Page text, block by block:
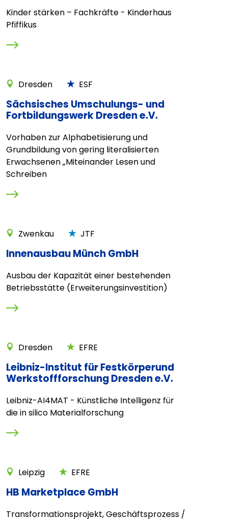
Kinder stärken – Fachkräfte - Kinderhaus
Pfiffikus
Dresden ESF
Sächsisches Umschulungs- und
Fortbildungswerk Dresden e.V.
Vorhaben zur Alphabetisierung und
Grundbildung von gering literalisierten
Erwachsenen „Miteinander Lesen und
Schreiben
Zwenkau JTF
Innenausbau Münch GmbH
Ausbau der Kapazität einer bestehenden
Betriebsstätte (Erweiterungsinvestition)
Dresden EFRE
Leibniz-Institut für Festkörperund
Werkstoffforschung Dresden e.V.
Leibniz-AI4MAT - Künstliche Intelligenz für
die in silico Materialforschung
Leipzig EFRE
HB Marketplace GmbH
Transformationsprojekt, Geschäftsprozess /